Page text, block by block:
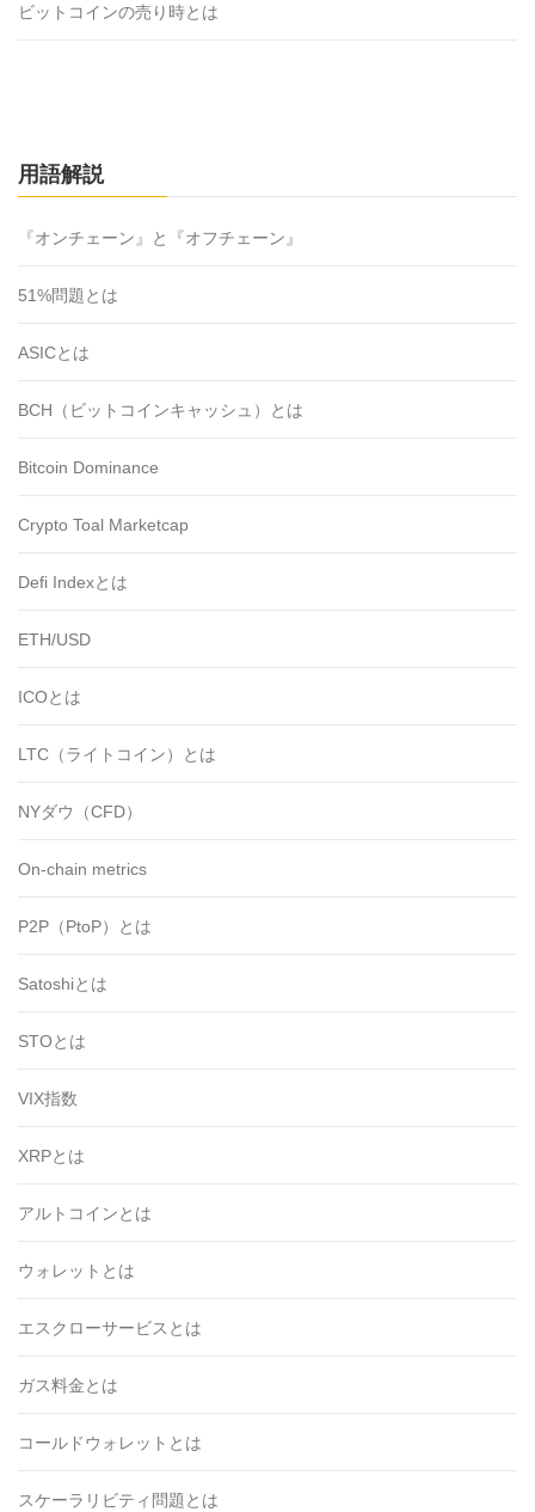
ビットコインの売り時とは
用語解説
『オンチェーン』と『オフチェーン』
51%問題とは
ASICとは
BCH（ビットコインキャッシュ）とは
Bitcoin Dominance
Crypto Toal Marketcap
Defi Indexとは
ETH/USD
ICOとは
LTC（ライトコイン）とは
NYダウ（CFD）
On-chain metrics
P2P（PtoP）とは
Satoshiとは
STOとは
VIX指数
XRPとは
アルトコインとは
ウォレットとは
エスクローサービスとは
ガス料金とは
コールドウォレットとは
スケーラリビティ問題とは